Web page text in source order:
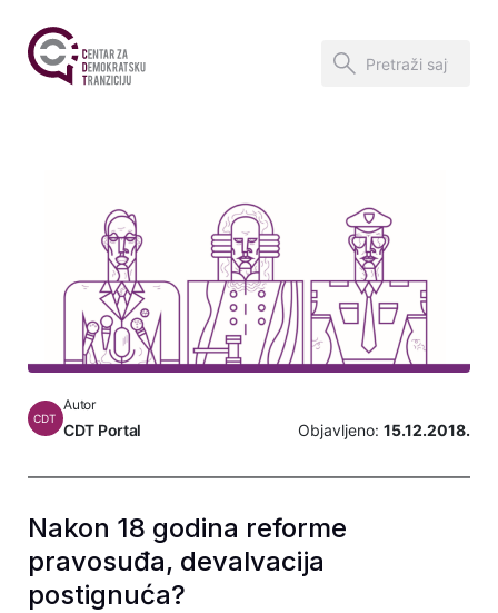
CDT
Autor
CDT Portal Objavljeno: 15.12.2018.
Nakon 18 godina reforme
pravosuđa, devalvacija
postignuća?